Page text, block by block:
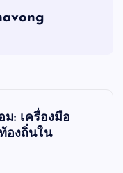
: เครื่องมือ
องถิ่นใน